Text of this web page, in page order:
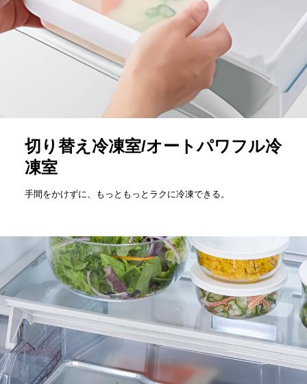
切り替え冷凍室/オートパワフル冷
凍室
手間をかけずに、もっともっとラクに冷凍できる。